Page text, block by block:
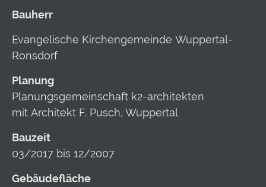
Bauherr
Evangelische Kirchengemeinde Wuppertal-
Ronsdorf
Planung
Planungsgemeinschaft k2-architekten
mit Architekt F. Pusch, Wuppertal
Bauzeit
03/2017 bis 12/2007
Gebäudefläche